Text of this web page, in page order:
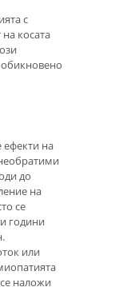
с
косата
ефекти на
до
на
се
години
или
наложи